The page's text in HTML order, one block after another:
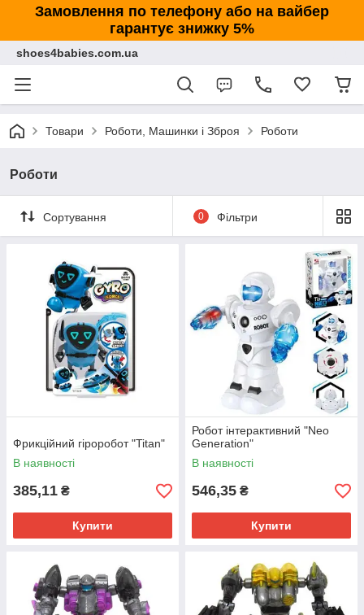
Замовлення по телефону або на вайбер
гарантує знижку 5%
shoes4babies.com.ua
Товари Роботи, Машинки і Зброя Роботи
Роботи
Сортування 0 Фільтри
Фрикційний гіроробот "Titan"
В наявності
385,11 ₴
Купити
Робот інтерактивний "Neo
Generation"
В наявності
546,35 ₴
Купити